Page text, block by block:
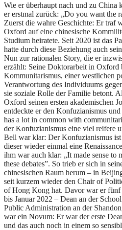
Wie er überhaupt nach und zu China
er erstmal zurück: „Do you want the
Zuerst die wahre Geschichte: Er traf
Oxford auf eine chinesische
Studium heiratete. Seit 2020 ist das
hatte durch diese Beziehung auch
Nun zur rationalen Story, die er
erzählt: Seine Doktorarbeit in Oxford
Kommunitarismus, einer westlichen
Verantwortung des Individuums
sie soziale Rolle der Familie betont.
Oxford seinen ersten akademischen
entdeckte er den Konfuzianismus
has a lot in common with
der Konfuzianismus eine viel reifere
Bell war klar: Der Konfuzianismus
dieser wieder einmal eine
ihm war auch klar: „It made sense to
these debates”. So trieb er sich in
chinesischen Raum herum – in
seit kurzem wieder den Chair of
of Hong Kong hat. Davor war er fünf
bis Januar 2022 – Dean an der
Public Administration an der
war ein Novum: Er war der erste
und das auch noch in einem so